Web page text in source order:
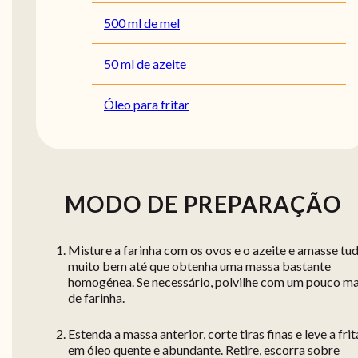
500 ml de mel
50 ml de azeite
Óleo para fritar
MODO DE PREPARAÇÃO
Misture a farinha com os ovos e o azeite e amasse
muito bem até que obtenha uma massa bastante
homogénea. Se necessário, polvilhe com um pouco
de farinha.
Estenda a massa anterior, corte tiras finas e leve a
em óleo quente e abundante. Retire, escorra sobre